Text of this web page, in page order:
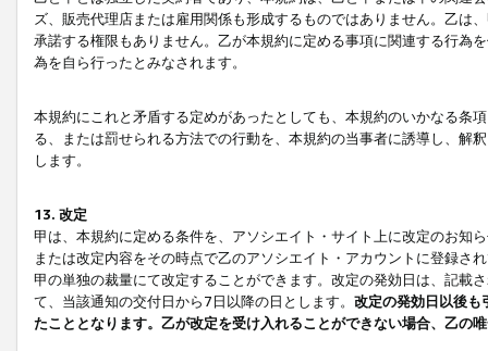
ズ、販売代理店または雇用関係も形成するものではありません。乙は
承諾する権限もありません。乙が本規約に定める事項に関連する行為
為を自ら行ったとみなされます。
本規約にこれと矛盾する定めがあったとしても、本規約のいかなる条
る、または罰せられる方法での行動を、本規約の当事者に誘導し、解
します。
13. 改定
甲は、本規約に定める条件を、アソシエイト・サイト上に改定のお知
または改定内容をその時点で乙のアソシエイト・アカウントに登録さ
甲の単独の裁量にて改定することができます。改定の発効日は、記載
て、当該通知の交付日から7日以降の日とします。 改定の発効日以後も
たこととなります。乙が改定を受け入れることができない場合、乙の